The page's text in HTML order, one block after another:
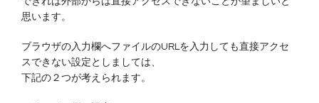
思います。
ブラウザの入力欄へファイルのURLを入力しても直接アクセ
スできない設定としましては、
下記の２つが考えられます。